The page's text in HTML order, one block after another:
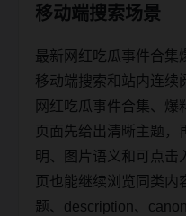
移动端搜索场景
最新网红吃瓜事件合集
移动端搜索和站内连续
网红吃瓜事件合集、爆
页面先给出清晰主题，
明、图片语义和可点击
页也能继续浏览同类内
题、description、